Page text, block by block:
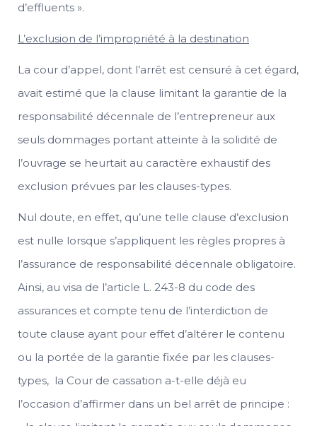
d’effluents ».
L’exclusion de l’impropriété à la destination
La cour d’appel, dont l’arrêt est censuré à cet égard,
avait estimé que la clause limitant la garantie de la
responsabilité décennale de l’entrepreneur aux
seuls dommages portant atteinte à la solidité de
l’ouvrage se heurtait au caractère exhaustif des
exclusion prévues par les clauses-types.
Nul doute, en effet, qu’une telle clause d’exclusion
est nulle lorsque s’appliquent les règles propres à
l’assurance de responsabilité décennale obligatoire.
Ainsi, au visa de l’article L. 243-8 du code des
assurances et compte tenu de l’interdiction de
toute clause ayant pour effet d’altérer le contenu
ou la portée de la garantie fixée par les clauses-
types, la Cour de cassation a-t-elle déjà eu
l’occasion d’affirmer dans un bel arrêt de principe :